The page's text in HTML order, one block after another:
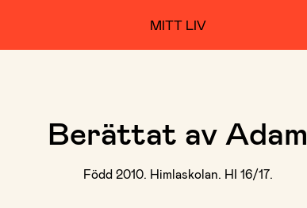
MITT LIV
Berättat av Adam
Född 2010. Himlaskolan. HI 16/17.